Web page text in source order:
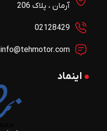
آرمان ، پلاک 206
02128429
info@tehmotor.com
اینماد